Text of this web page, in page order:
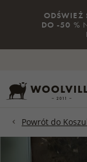
ODŚWIEŻ
DO -50 %